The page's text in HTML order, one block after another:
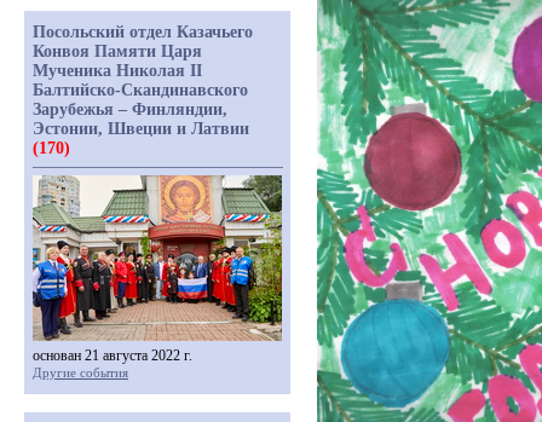
Посольский отдел Казачьего
Конвоя Памяти Царя
Мученика Николая II
Балтийско-Скандинавского
Зарубежья – Финляндии,
Эстонии, Швеции и Латвии
(170)
основан 21 августа 2022 г.
Другие события